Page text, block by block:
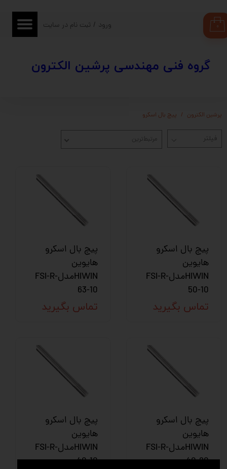
​​گروه فنی مهندسی پرشین الکترون
۰ ورود / ثبت نام در سایت
حساب کاربری من
سفارشات
پرشین الکترون پیچ بال اسکرو
مرتبط‌ترین
پیچ بال اسکرو
هایوین
HIWINمدلFSI-R-
50-10
تماس بگیرید
پیچ بال اسکرو
هایوین
HIWINمدلFSI-R-
63-10
تماس بگیرید
پیچ بال اسکرو
هایوین
HIWINمدلFSI-R-
40-20
پیچ بال اسکرو
هایوین
HIWINمدلFSI-R-
40-10